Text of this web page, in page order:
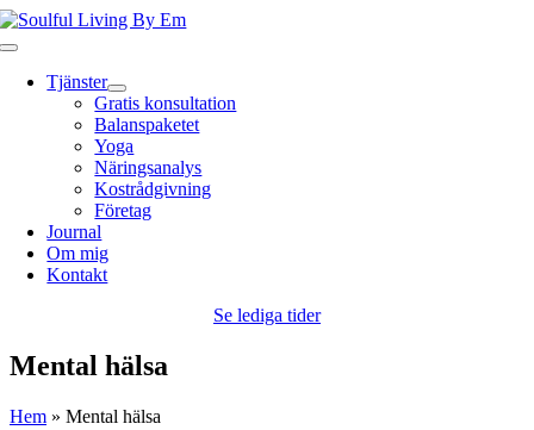
Fortsätt
till
Toggle
NavigationTjänster
Gratis konsultation
Balanspaketet
Yoga
Näringsanalys
Kostrådgivning
Företag
Journal
Om mig
Kontakt
Se lediga tider
Mental hälsa
Hem » Mental hälsa